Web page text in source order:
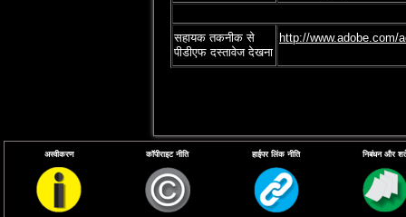
सहायक तकनीक से
पीडीएफ दस्‍तावेज देखना
http://www.adobe.com/
अस्वीकरण कॉपीराइट नीति हाईपर लिंक नीति निबंधन और